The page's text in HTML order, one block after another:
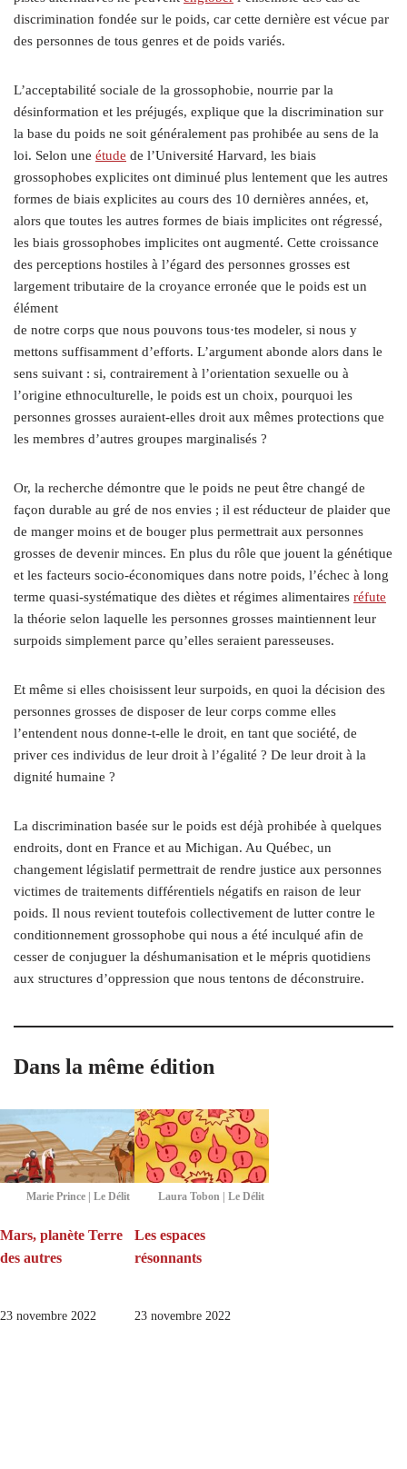
discrimination fondée sur le poids, car cette dernière est vécue par
des personnes de tous genres et de poids variés.
L’acceptabilité sociale de la grossophobie, nourrie par la
désinformation et les préjugés, explique que la discrimination sur
la base du poids ne soit généralement pas prohibée au sens de la
loi. Selon une étude de l’Université Harvard, les biais
grossophobes explicites ont diminué plus lentement que les autres
formes de biais explicites au cours des 10 dernières années, et,
alors que toutes les autres formes de biais implicites ont régressé,
les biais grossophobes implicites ont augmenté. Cette croissance
des perceptions hostiles à l’égard des personnes grosses est
largement tributaire de la croyance erronée que le poids est un
élément
de notre corps que nous pouvons tous·tes modeler, si nous y
mettons suffisamment d’efforts. L’argument abonde alors dans le
sens suivant : si, contrairement à l’orientation sexuelle ou à
l’origine ethnoculturelle, le poids est un choix, pourquoi les
personnes grosses auraient-elles droit aux mêmes protections que
les membres d’autres groupes marginalisés ?
Or, la recherche démontre que le poids ne peut être changé de
façon durable au gré de nos envies ; il est réducteur de plaider que
de manger moins et de bouger plus permettrait aux personnes
grosses de devenir minces. En plus du rôle que jouent la génétique
et les facteurs socio-économiques dans notre poids, l’échec à long
terme quasi-systématique des diètes et régimes alimentaires réfute
la théorie selon laquelle les personnes grosses maintiennent leur
surpoids simplement parce qu’elles seraient paresseuses.
Et même si elles choisissent leur surpoids, en quoi la décision des
personnes grosses de disposer de leur corps comme elles
l’entendent nous donne-t-elle le droit, en tant que société, de
priver ces individus de leur droit à l’égalité ? De leur droit à la
dignité humaine ?
La discrimination basée sur le poids est déjà prohibée à quelques
endroits, dont en France et au Michigan. Au Québec, un
changement législatif permettrait de rendre justice aux personnes
victimes de traitements différentiels négatifs en raison de leur
poids. Il nous revient toutefois collectivement de lutter contre le
conditionnement grossophobe qui nous a été inculqué afin de
cesser de conjuguer la déshumanisation et le mépris quotidiens
aux structures d’oppression que nous tentons de déconstruire.
Dans la même édition
Marie Prince | Le Délit
Mars, planète Terre
des autres
23 novembre 2022
Laura Tobon | Le Délit
Les espaces
résonnants
23 novembre 2022